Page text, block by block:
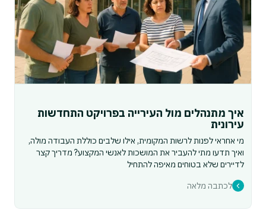
איך מתנהלים מול העירייה בפרויקט התחדשות
עירונית
מי אחראי לפנות לרשות המקומית, אילו שלבים כוללת העבודה מולה,
ואיך תדעו מתי להעביר את המושכות לאנשי המקצוע? מדריך קצר
לדיירים שלא בטוחים מאיפה להתחיל
לכתבה מלאה